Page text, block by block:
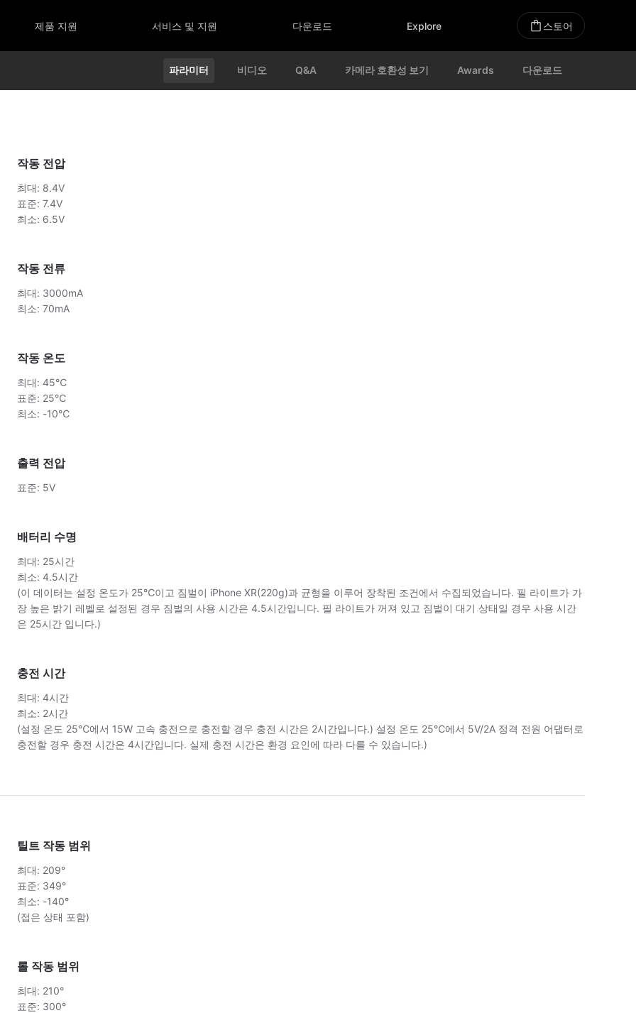
제품 지원 서비스 및 지원 다운로드 Explore 스토어
파라미터 비디오 Q&A 카메라 호환성 보기 Awards 다운로드
작동 전압
최대: 8.4V
표준: 7.4V
최소: 6.5V
작동 전류
최대: 3000mA
최소: 70mA
작동 온도
최대: 45℃
표준: 25℃
최소: -10℃
출력 전압
표준: 5V
배터리 수명
최대: 25시간
최소: 4.5시간
(이 데이터는 설정 온도가 25℃이고 짐벌이 iPhone XR(220g)과 균형을 이루어 장착된 조건에서 수집되었습니다. 필 라이트가 가
장 높은 밝기 레벨로 설정된 경우 짐벌의 사용 시간은 4.5시간입니다. 필 라이트가 꺼져 있고 짐벌이 대기 상태일 경우 사용 시간
은 25시간 입니다.)
충전 시간
최대: 4시간
최소: 2시간
(설정 온도 25℃에서 15W 고속 충전으로 충전할 경우 충전 시간은 2시간입니다.) 설정 온도 25℃에서 5V/2A 정격 전원 어댑터로
충전할 경우 충전 시간은 4시간입니다. 실제 충전 시간은 환경 요인에 따라 다를 수 있습니다.)
틸트 작동 범위
최대: 209°
표준: 349°
최소: -140°
(접은 상태 포함)
롤 작동 범위
최대: 210°
표준: 300°